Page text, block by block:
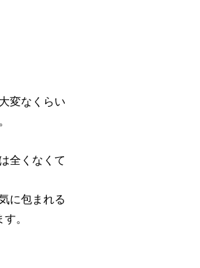
変なくらい
全くなくて
に包まれる
。